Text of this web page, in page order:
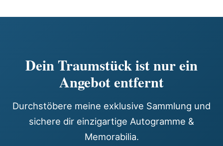
Dein Traumstück ist nur ein
Angebot entfernt
Durchstöbere meine exklusive Sammlung und
sichere dir einzigartige Autogramme &
Memorabilia.